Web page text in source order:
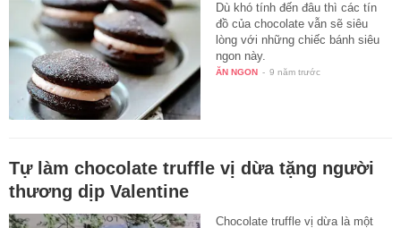
Dù khó tính đến đâu thì các tín
đồ của chocolate vẫn sẽ siêu
lòng với những chiếc bánh siêu
ngon này.
ĂN NGON - 9 năm trước
Tự làm chocolate truffle vị dừa tặng người
thương dịp Valentine
Chocolate truffle vị dừa là một